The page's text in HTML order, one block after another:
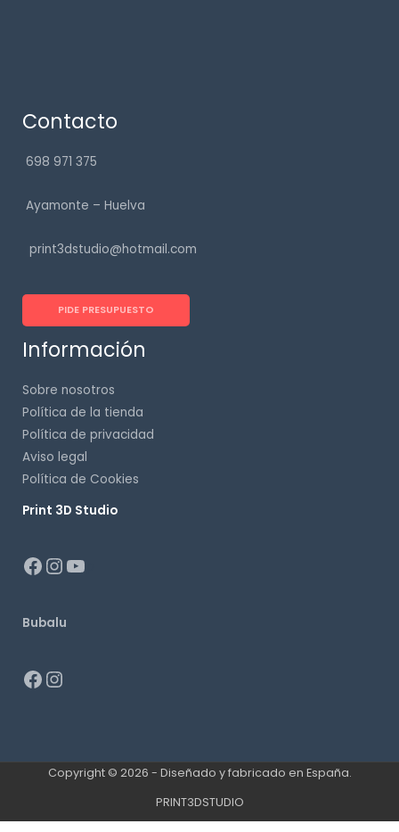
Contacto
698 971 375
Ayamonte – Huelva
print3dstudio@hotmail.com
PIDE PRESUPUESTO
Información
Sobre nosotros
Política de la tienda
Política de privacidad
Aviso legal
Política de Cookies
Print 3D Studio
Bubalu
Copyright © 2026 - Diseñado y fabricado en España.
PRINT3DSTUDIO